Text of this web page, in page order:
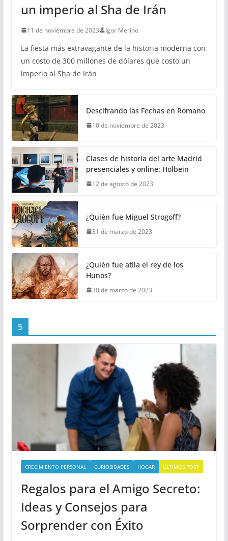
un imperio al Sha de Irán
11 de noviembre de 2023 Igor Merino
La fiesta más extravagante de la historia moderna con
un costo de 300 millones de dólares que costo un
imperio al Sha de Irán
Descifrando las Fechas en Romano
10 de noviembre de 2023
Clases de historia del arte Madrid
presenciales y online: Holbein
12 de agosto de 2023
¿Quién fue Miguel Strogoff?
31 de marzo de 2023
¿Quién fue atila el rey de los
Hunos?
30 de marzo de 2023
5
CRECIMIENTO PERSONAL CURIOSIDADES HOGAR ULTIMOS POST
Regalos para el Amigo Secreto:
Ideas y Consejos para
Sorprender con Éxito